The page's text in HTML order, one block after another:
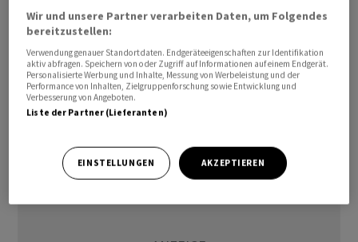
Und: Hätten beide Basel je zwei Sitze im Ständerat,
müssten Ob- und Nidwalden und die beiden Appenzell
dasselbe Recht haben, führe dies zu einem
Übergewicht der deutschsprachigen und der ländlich
geprägten Regionen. Neben den beiden Basel teilen
sich auch diese Kantonspaare je eine Standesstimme.
Wir und unsere Partner verarbeiten Daten, um Folgendes
bereitzustellen:
Verwendung genauer Standortdaten. Endgeräteeigenschaften zur Identifikation
aktiv abfragen. Speichern von oder Zugriff auf Informationen auf einem Endgerät.
Personalisierte Werbung und Inhalte, Messung von Werbeleistung und der
Performance von Inhalten, Zielgruppenforschung sowie Entwicklung und
Verbesserung von Angeboten.
Liste der Partner (Lieferanten)
EINSTELLUNGEN AKZEPTIEREN